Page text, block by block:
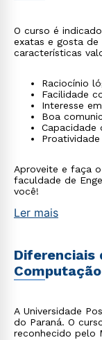
O curso é
exatas e gosta de
características
Raciocínio
Facilidade
Interesse
Boa
Capacidade
Aproveite e faça o
faculdade de
você!
Ler mais
Diferenciais
Computação
A Universidade
do Paraná. O
reconhecido pelo